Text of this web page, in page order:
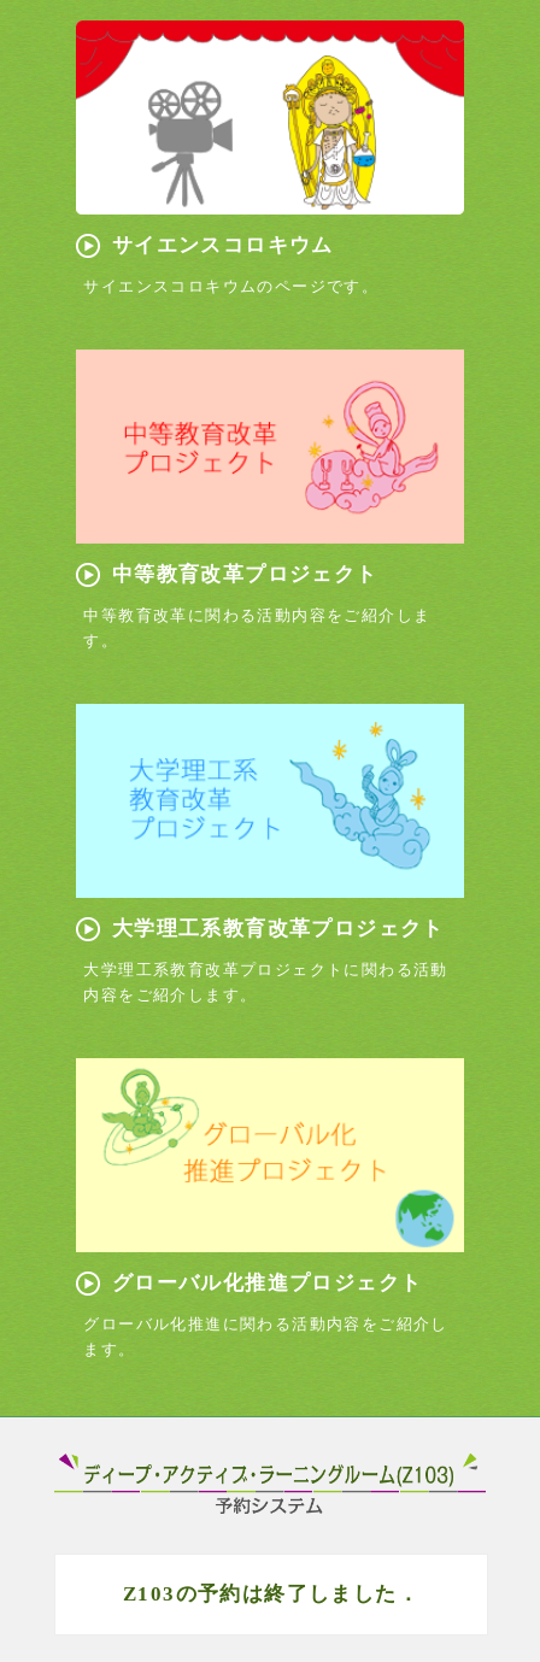
サイエンスコロキウム
サイエンスコロキウムのページです。
中等教育改革プロジェクト
中等教育改革に関わる活動内容をご紹介しま
す。
大学理工系教育改革プロジェクト
大学理工系教育改革プロジェクトに関わる活動
内容をご紹介します。
グローバル化推進プロジェクト
グローバル化推進に関わる活動内容をご紹介し
ます。
Z103の予約は終了しました．